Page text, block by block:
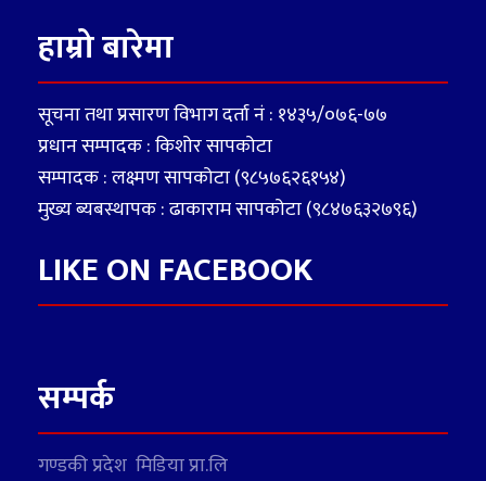
हाम्रो बारेमा
सूचना तथा प्रसारण विभाग दर्ता नं : १४३५/०७६-७७
प्रधान सम्पादक : किशोर सापकोटा
सम्पादक : लक्ष्मण सापकोटा (९८५७६२६१५४)
मुख्य ब्यबस्थापक : ढाकाराम सापकोटा (९८४७६३२७९६)
LIKE ON FACEBOOK
सम्पर्क
गण्डकी प्रदेश मिडिया प्रा.लि